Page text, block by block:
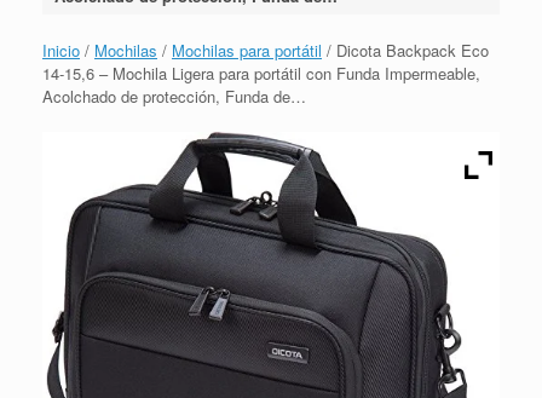
Inicio / Mochilas / Mochilas para portátil / Dicota Backpack Eco
14-15,6 – Mochila Ligera para portátil con Funda Impermeable,
Acolchado de protección, Funda de…